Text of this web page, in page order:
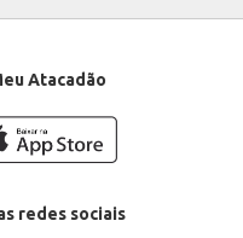
Atacadão
redes sociais